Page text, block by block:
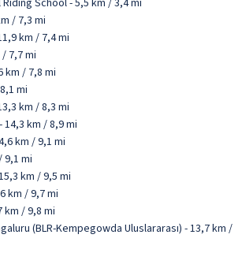
/ 7,3 mi
km / 7,4 mi
7,7 mi
km / 7,8 mi
mi
km / 8,3 mi
14,3 km / 8,9 mi
km / 9,1 mi
9,1 mi
km / 9,5 mi
km / 9,7 mi
km / 9,8 mi
(BLR-Kempegowda Uluslararası) - 13,7 km /